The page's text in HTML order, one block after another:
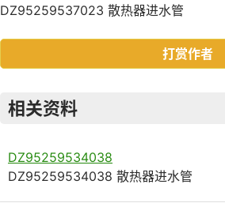
DZ95259537023 散热器进水管
打赏作者
相关资料
DZ95259534038
DZ95259534038 散热器进水管